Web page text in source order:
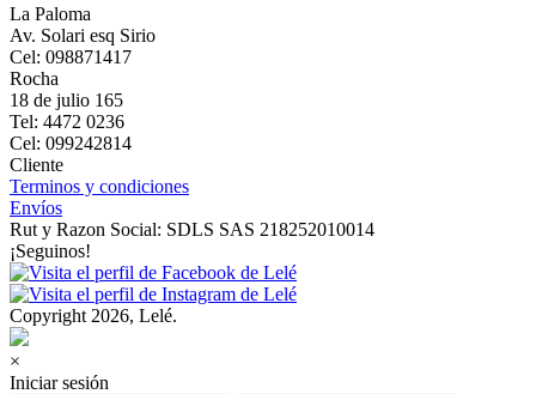
La Paloma
Av. Solari esq Sirio
Cel: 098871417
Rocha
18 de julio 165
Tel: 4472 0236
Cel: 099242814
Cliente
Terminos y condiciones
Envíos
Rut y Razon Social: SDLS SAS 218252010014
¡Seguinos!
Copyright 2026, Lelé.
×
Iniciar sesión